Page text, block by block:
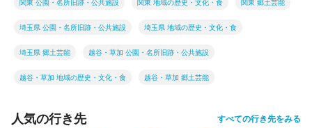
関東 公園・名所旧跡・公共施設 関東 地域の歴史・文化・食 関東 郷土芸能
埼玉県 公園・名所旧跡・公共施設 埼玉県 地域の歴史・文化・食
埼玉県 郷土芸能 越谷・草加 公園・名所旧跡・公共施設
越谷・草加 地域の歴史・文化・食 越谷・草加 郷土芸能
人気の行き先 すべての行き先をみる